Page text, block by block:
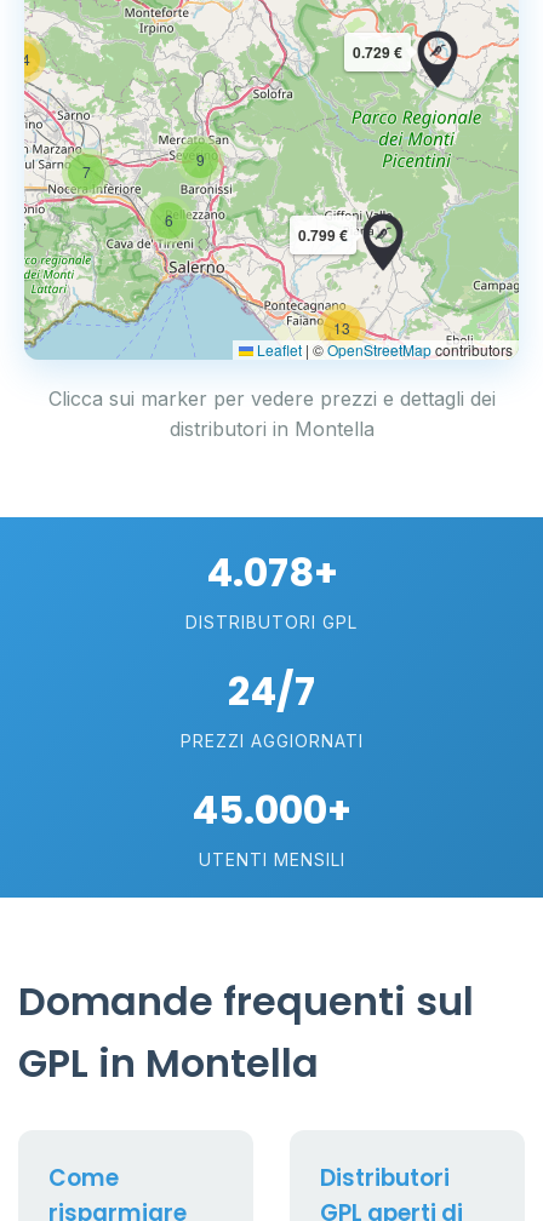
6
13
7
9
14
0.799 €
0.729 €
Leaflet | ©OpenStreetMapcontributors
Clicca sui marker per vedere prezzi e dettagli dei
distributori in Montella
4.078+
DISTRIBUTORI GPL
24/7
PREZZI AGGIORNATI
45.000+
UTENTI MENSILI
Domande frequenti sul
GPL in Montella
Come
risparmiare
Distributori
GPL aperti di